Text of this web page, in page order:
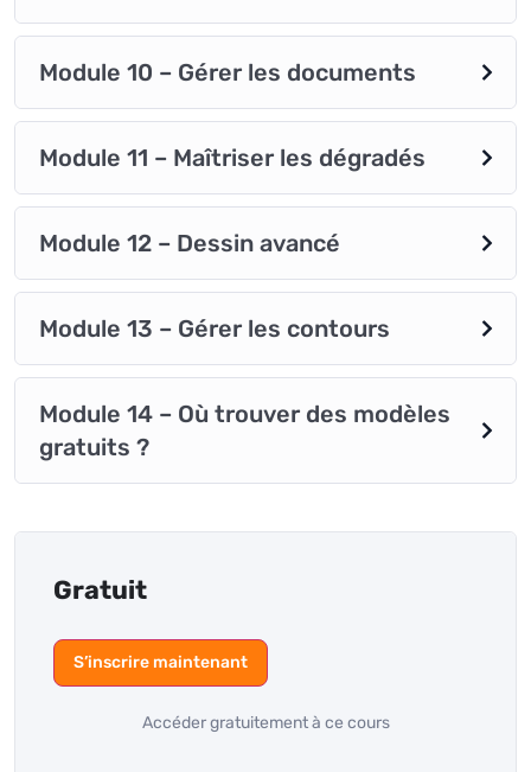
Module 10 – Gérer les documents
Module 11 – Maîtriser les dégradés
Module 12 – Dessin avancé
Module 13 – Gérer les contours
Module 14 – Où trouver des modèles
gratuits ?
Gratuit
S’inscrire maintenant
Accéder gratuitement à ce cours